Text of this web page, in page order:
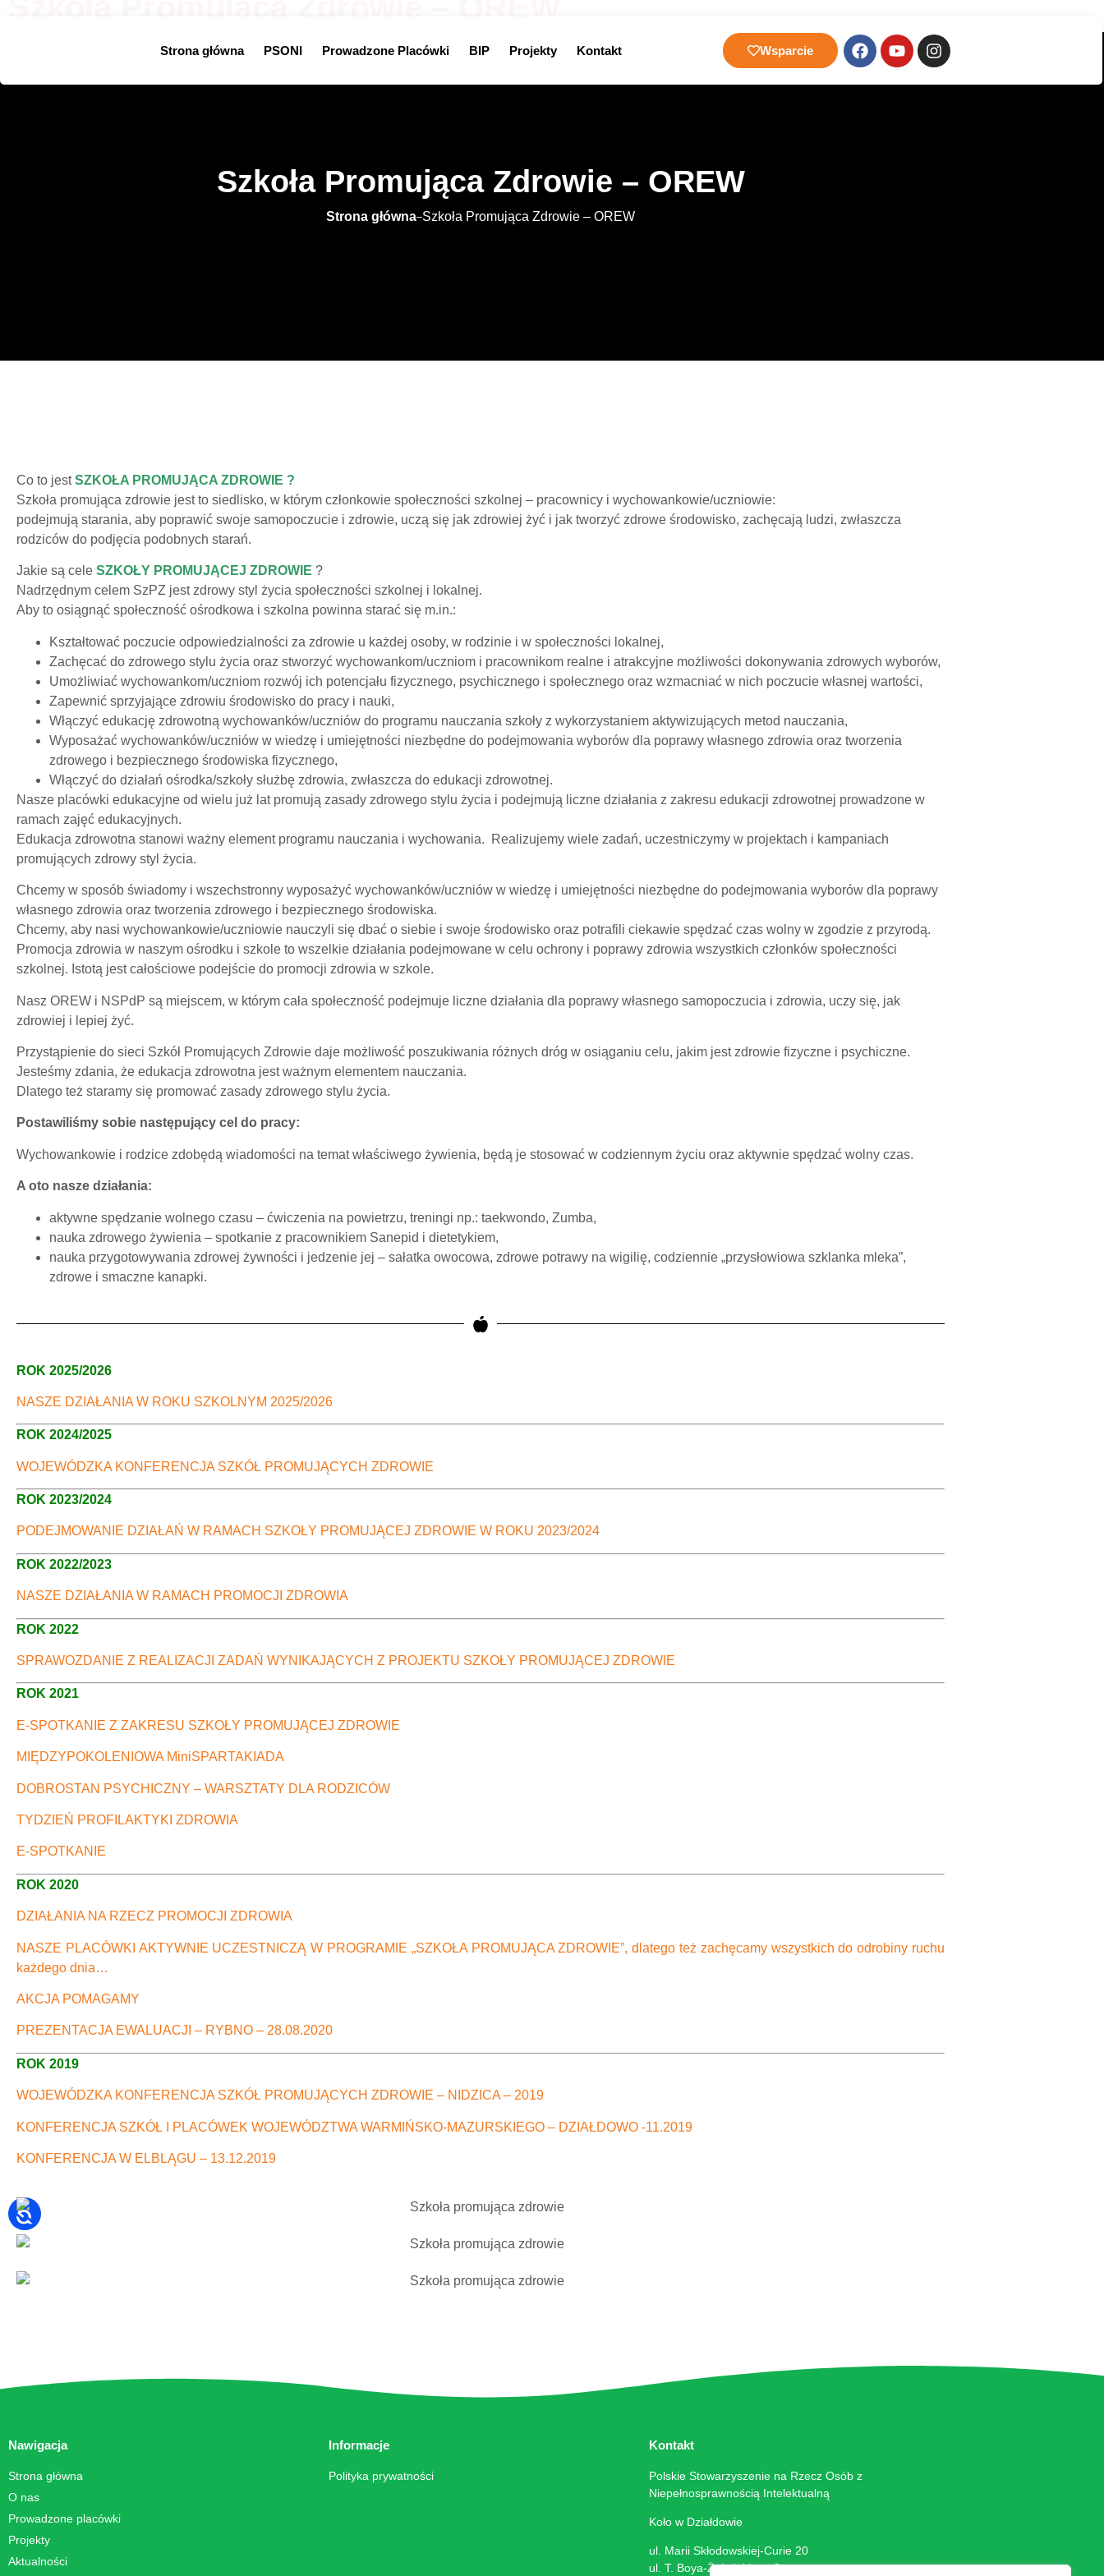
Strona główna PSONI Prowadzone Placówki BIP Projekty Kontakt Wsparcie
Szkoła Promująca Zdrowie – OREW
Strona główna Szkoła Promująca Zdrowie – OREW
Co to jestSZKOŁA PROMUJĄCA ZDROWIE ?
Szkoła promująca zdrowie jest to siedlisko, w którym członkowie społeczności szkolnej – pracownicy i wychowankowie/uczniowie:
podejmują starania, aby poprawić swoje samopoczucie i zdrowie, uczą się jak zdrowiej żyć i jak tworzyć zdrowe środowisko, zachęcają ludzi, zwłaszcza
rodziców do podjęcia podobnych starań.
Jakie są cele SZKOŁY PROMUJĄCEJ ZDROWIE ?
Nadrzędnym celem SzPZ jest zdrowy styl życia społeczności szkolnej i lokalnej.
Aby to osiągnąć społeczność ośrodkowa i szkolna powinna starać się m.in.:
Kształtować poczucie odpowiedzialności za zdrowie u każdej osoby, w rodzinie i w społeczności lokalnej,
Zachęcać do zdrowego stylu życia oraz stworzyć wychowankom/uczniom i pracownikom realne i atrakcyjne możliwości dokonywania zdrowych wyborów,
Umożliwiać wychowankom/uczniom rozwój ich potencjału fizycznego, psychicznego i społecznego oraz wzmacniać w nich poczucie własnej wartości,
Zapewnić sprzyjające zdrowiu środowisko do pracy i nauki,
Włączyć edukację zdrowotną wychowanków/uczniów do programu nauczania szkoły z wykorzystaniem aktywizujących metod nauczania,
Wyposażać wychowanków/uczniów w wiedzę i umiejętności niezbędne do podejmowania wyborów dla poprawy własnego zdrowia oraz tworzenia
zdrowego i bezpiecznego środowiska fizycznego,
Włączyć do działań ośrodka/szkoły służbę zdrowia, zwłaszcza do edukacji zdrowotnej.
Nasze placówki edukacyjne od wielu już lat promują zasady zdrowego stylu życia i podejmują liczne działania z zakresu edukacji zdrowotnej prowadzone w
ramach zajęć edukacyjnych.
Edukacja zdrowotna stanowi ważny element programu nauczania i wychowania. Realizujemy wiele zadań, uczestniczymy w projektach i kampaniach
promujących zdrowy styl życia.
Chcemy w sposób świadomy i wszechstronny wyposażyć wychowanków/uczniów w wiedzę i umiejętności niezbędne do podejmowania wyborów dla poprawy
własnego zdrowia oraz tworzenia zdrowego i bezpiecznego środowiska.
Chcemy, aby nasi wychowankowie/uczniowie nauczyli się dbać o siebie i swoje środowisko oraz potrafili ciekawie spędzać czas wolny w zgodzie z przyrodą.
Promocja zdrowia w naszym ośrodku i szkole to wszelkie działania podejmowane w celu ochrony i poprawy zdrowia wszystkich członków społeczności
szkolnej. Istotą jest całościowe podejście do promocji zdrowia w szkole.
Nasz OREW i NSPdP są miejscem, w którym cała społeczność podejmuje liczne działania dla poprawy własnego samopoczucia i zdrowia, uczy się, jak
zdrowiej i lepiej żyć.
Przystąpienie do sieci Szkół Promujących Zdrowie daje możliwość poszukiwania różnych dróg w osiąganiu celu, jakim jest zdrowie fizyczne i psychiczne.
Jesteśmy zdania, że edukacja zdrowotna jest ważnym elementem nauczania.
Dlatego też staramy się promować zasady zdrowego stylu życia.
Postawiliśmy sobie następujący cel do pracy:
Wychowankowie i rodzice zdobędą wiadomości na temat właściwego żywienia, będą je stosować w codziennym życiu oraz aktywnie spędzać wolny czas.
A oto nasze działania:
aktywne spędzanie wolnego czasu – ćwiczenia na powietrzu, treningi np.: taekwondo, Zumba,
nauka zdrowego żywienia – spotkanie z pracownikiem Sanepid i dietetykiem,
nauka przygotowywania zdrowej żywności i jedzenie jej – sałatka owocowa, zdrowe potrawy na wigilię, codziennie „przysłowiowa szklanka mleka”,
zdrowe i smaczne kanapki.
ROK 2025/2026
NASZE DZIAŁANIA W ROKU SZKOLNYM 2025/2026
ROK 2024/2025
WOJEWÓDZKA KONFERENCJA SZKÓŁ PROMUJĄCYCH ZDROWIE
ROK 2023/2024
PODEJMOWANIE DZIAŁAŃ W RAMACH SZKOŁY PROMUJĄCEJ ZDROWIE W ROKU 2023/2024
ROK 2022/2023
NASZE DZIAŁANIA W RAMACH PROMOCJI ZDROWIA
ROK 2022
SPRAWOZDANIE Z REALIZACJI ZADAŃ WYNIKAJĄCYCH Z PROJEKTU SZKOŁY PROMUJĄCEJ ZDROWIE
ROK 2021
E-SPOTKANIE Z ZAKRESU SZKOŁY PROMUJĄCEJ ZDROWIE
MIĘDZYPOKOLENIOWA MiniSPARTAKIADA
DOBROSTAN PSYCHICZNY – WARSZTATY DLA RODZICÓW
TYDZIEŃ PROFILAKTYKI ZDROWIA
E-SPOTKANIE
ROK 2020
DZIAŁANIA NA RZECZ PROMOCJI ZDROWIA
NASZE PLACÓWKI AKTYWNIE UCZESTNICZĄ W PROGRAMIE „SZKOŁA PROMUJĄCA ZDROWIE”, dlatego też zachęcamy wszystkich do odrobiny ruchu
każdego dnia…
AKCJA POMAGAMY
PREZENTACJA EWALUACJI – RYBNO – 28.08.2020
ROK 2019
WOJEWÓDZKA KONFERENCJA SZKÓŁ PROMUJĄCYCH ZDROWIE – NIDZICA – 2019
KONFERENCJA SZKÓŁ I PLACÓWEK WOJEWÓDZTWA WARMIŃSKO-MAZURSKIEGO – DZIAŁDOWO -11.2019
KONFERENCJA W ELBLĄGU – 13.12.2019
Nawigacja
Strona główna
O nas
Prowadzone placówki
Projekty
Aktualności
Informacje
Polityka prywatności
Kontakt
Polskie Stowarzyszenie na Rzecz Osób z
Niepełnosprawnością Intelektualną
Koło w Działdowie
ul. Marii Skłodowskiej-Curie 20
ul. T. Boya-Żeleńskiego 9